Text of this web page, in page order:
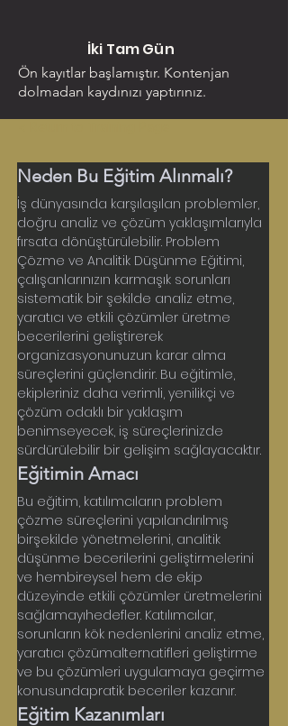
İki Tam Gün
Ön kayıtlar başlamıştır. Kontenjan
dolmadan kaydınızı yaptırınız.
Neden Bu Eğitim Alınmalı?
İş dünyasında karşılaşılan problemler,
doğru analiz ve çözüm yaklaşımlarıyla
fırsata dönüştürülebilir. Problem
Çözme ve Analitik Düşünme Eğitimi,
çalışanlarınızın karmaşık sorunları
sistematik bir şekilde analiz etme,
yaratıcı ve etkili çözümler üretme
becerilerini geliştirerek
organizasyonunuzun karar alma
süreçlerini güçlendirir. Bu eğitimle,
ekipleriniz daha verimli, yenilikçi ve
çözüm odaklı bir yaklaşım
benimseyecek, iş süreçlerinizde
sürdürülebilir bir gelişim sağlayacaktır.
Eğitimin Amacı
Bu eğitim, katılımcıların problem
çözme süreçlerini yapılandırılmış
birşekilde yönetmelerini, analitik
düşünme becerilerini geliştirmelerini
ve hembireysel hem de ekip
düzeyinde etkili çözümler üretmelerini
sağlamayıhedefler. Katılımcılar,
sorunların kök nedenlerini analiz etme,
yaratıcı çözümalternatifleri geliştirme
ve bu çözümleri uygulamaya geçirme
konusundapratik beceriler kazanır.
Eğitim Kazanımları